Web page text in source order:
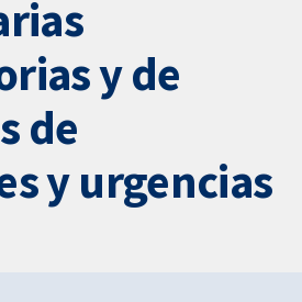
y de
de
y urgencias